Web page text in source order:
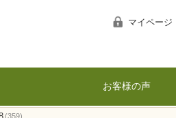
マイページ
お客様の声
(359)